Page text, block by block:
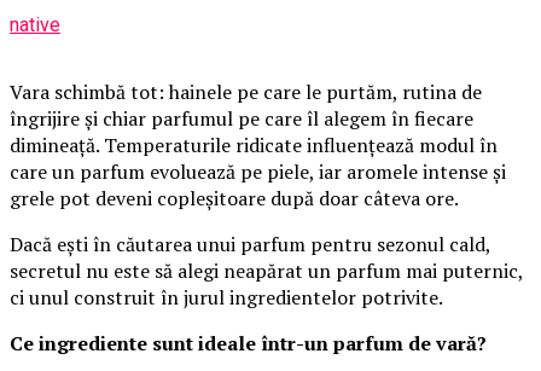
native
Vara schimbă tot: hainele pe care le purtăm, rutina de
îngrijire și chiar parfumul pe care îl alegem în fiecare
dimineață. Temperaturile ridicate influențează modul în
care un parfum evoluează pe piele, iar aromele intense și
grele pot deveni copleșitoare după doar câteva ore.
Dacă ești în căutarea unui parfum pentru sezonul cald,
secretul nu este să alegi neapărat un parfum mai puternic,
ci unul construit în jurul ingredientelor potrivite.
Ce ingrediente sunt ideale într-un parfum de vară?